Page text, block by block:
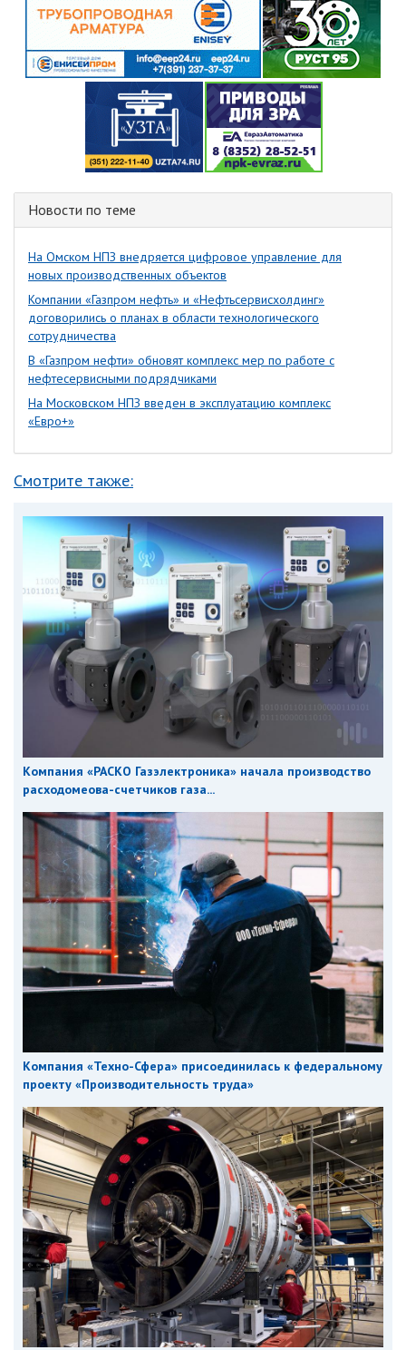
Новости по теме
На Омском НПЗ внедряется цифровое управление для
новых производственных объектов
Компании «Газпром нефть» и «Нефтьсервисхолдинг»
договорились о планах в области технологического
сотрудничества
В «Газпром нефти» обновят комплекс мер по работе с
нефтесервисными подрядчиками
На Московском НПЗ введен в эксплуатацию комплекс
«Евро+»
Смотрите также:
Компания «РАСКО Газэлектроника» начала производство
расходомеова-счетчиков газа...
Компания «Техно-Сфера» присоединилась к федеральному
проекту «Производительность труда»